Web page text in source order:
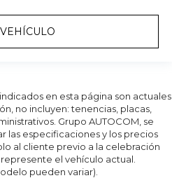
en esta página son actuales
no incluyen: tenencias, placas,
Grupo AUTOCOM, se
las especificaciones y los precios
al cliente previo a la celebración
el vehículo actual.
pueden variar).